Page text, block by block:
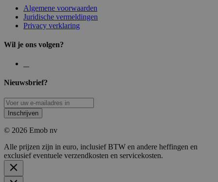
Algemene voorwaarden
Juridische vermeldingen
Privacy verklaring
Wil je ons volgen?
Nieuwsbrief?
Inschrijven
© 2026 Emob nv
Alle prijzen zijn in euro, inclusief BTW en andere heffingen en
exclusief eventuele verzendkosten en servicekosten.